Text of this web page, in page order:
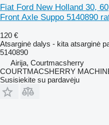
Fiat Ford New Holland 30,
Front Axle Suppo 5140890
120 €
Atsarginė dalys - kita atsarginė
5140890
Airija, Courtmacsherry
COURTMACSHERRY
Susisiekite su pardavėju